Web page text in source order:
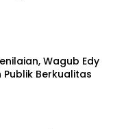
Wagub Edy
Berkualitas